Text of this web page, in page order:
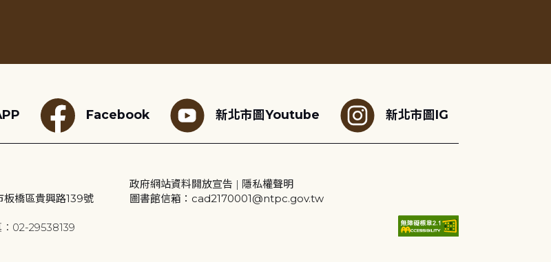
Facebook 新北市圖Youtube 新北市圖IG
橋區貴興路139號
02-29538139
政府網站資料開放宣告 | 隱私權聲明
圖書館信箱：cad2170001@ntpc.gov.tw